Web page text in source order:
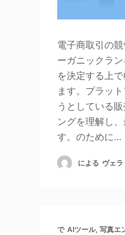
電子商取引の
ーガニックラ
を決定する上
ます。プラッ
うとしている
ングを理解し
す。のために…
による ヴェラ
で AIツール,写真エ